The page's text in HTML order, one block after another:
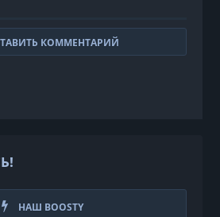
КОММЕНТАРИЙ
НАШ BOOSTY